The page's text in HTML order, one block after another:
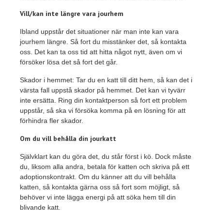
Vill/kan inte längre vara jourhem
Ibland uppstår det situationer när man inte kan vara
jourhem längre. Så fort du misstänker det, så kontakta
oss. Det kan ta oss tid att hitta något nytt, även om vi
försöker lösa det så fort det går.
Skador i hemmet: Tar du en katt till ditt hem, så kan det i
värsta fall uppstå skador på hemmet. Det kan vi tyvärr
inte ersätta. Ring din kontaktperson så fort ett problem
uppstår, så ska vi försöka komma på en lösning för att
förhindra fler skador.
Om du vill behålla din jourkatt
Självklart kan du göra det, du står först i kö. Dock måste
du, liksom alla andra, betala för katten och skriva på ett
adoptionskontrakt. Om du känner att du vill behålla
katten, så kontakta gärna oss så fort som möjligt, så
behöver vi inte lägga energi på att söka hem till din
blivande katt.